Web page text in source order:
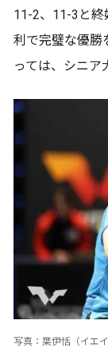
11-2、11-3と終
利で完璧な優勝
っては、シニア
写真：葉伊恬（イエ